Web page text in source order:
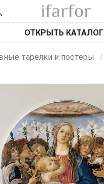
ОТКРЫТЬ КАТАЛОГ
тарелки и постеры /